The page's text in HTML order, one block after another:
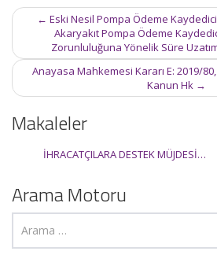
Post
navigation
← Eski Nesil Pompa Ödeme
Akaryakıt Pompa Ödeme
Zorunluluğuna Yönelik Süre
Anayasa Mahkemesi Kararı E: 2019/80,
Kanun Hk →
Makaleler
İHRACATÇILARA DESTEK MÜJDESİ…
Arama Motoru